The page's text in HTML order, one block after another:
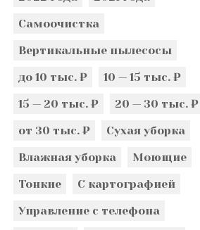
Самоочистка
Вертикальные пылесосы
до 10 тыс. ₽
10 — 15 тыс. ₽
15 — 20 тыс. ₽
20 — 30 тыс. ₽
от 30 тыс. ₽
Сухая уборка
Влажная уборка
Моющие
Тонкие
С картографией
Управление с телефона